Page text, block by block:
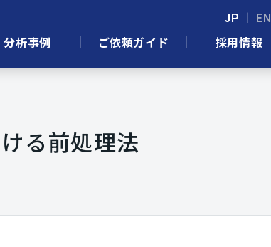
JP EN
分析事例 ご依頼ガイド 採用情報
る前処理法